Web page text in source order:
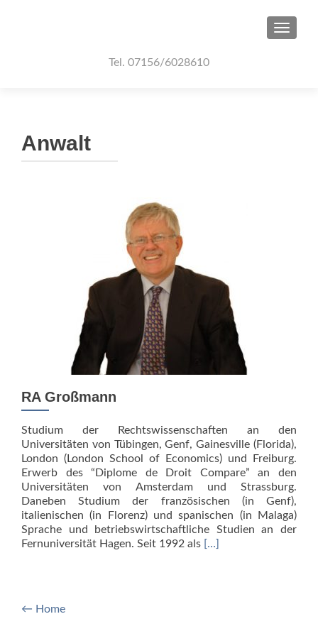
Tel. 07156/6028610
Anwalt
RA Großmann
Studium der Rechtswissenschaften an den
Universitäten von Tübingen, Genf, Gainesville (Florida),
London (London School of Economics) und Freiburg.
Erwerb des “Diplome de Droit Compare” an den
Universitäten von Amsterdam und Strassburg.
Daneben Studium der französischen (in Genf),
italienischen (in Florenz) und spanischen (in Malaga)
Sprache und betriebswirtschaftliche Studien an der
Fernuniversität Hagen. Seit 1992 als Read
[…]
← Home